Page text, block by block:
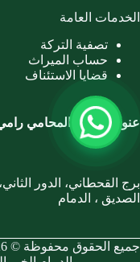
الخدمات العامة
تصفية التركة
حساب الميراث
قضايا الاستئناف
عنوان مكتب المحامي
الصديق ، الدمام